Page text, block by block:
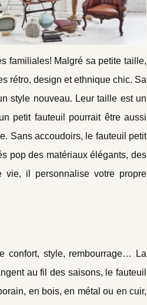
familiales! Malgré sa petite taille,
rétro, design et ethnique chic. Sa
style nouveau. Leur taille est un
petit fauteuil pourrait être aussi
Sans accoudoirs, le fauteuil petit
pop des matériaux élégants, des
vie, il personnalise votre propre
confort, style, rembourrage… La
au fil des saisons, le fauteuil
en bois, en métal ou en cuir,